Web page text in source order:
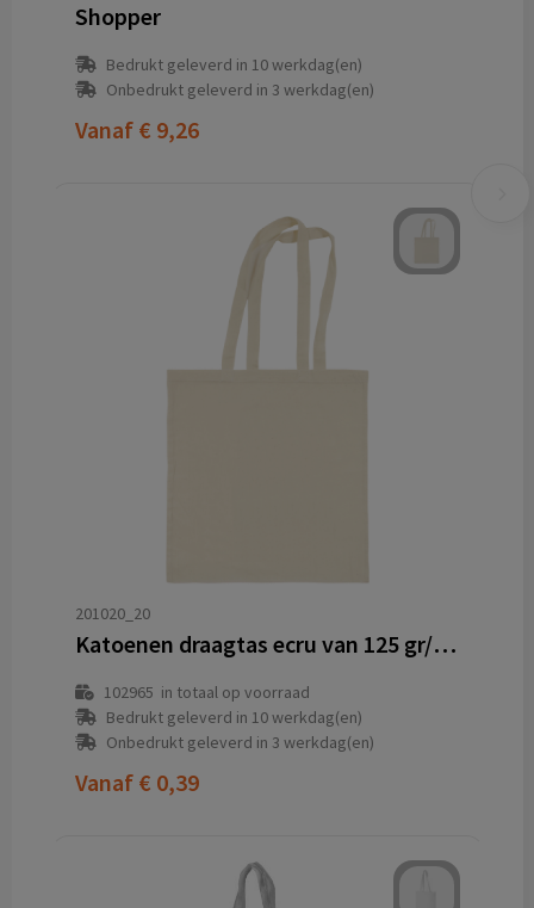
Shopper
Bedrukt geleverd in 10 werkdag(en)
Onbedrukt geleverd in 3 werkdag(en)
Vanaf € 9,26
201020_20
Katoenen draagtas ecru van 125 gr/m²
102965 in totaal op voorraad
Bedrukt geleverd in 10 werkdag(en)
Onbedrukt geleverd in 3 werkdag(en)
Vanaf € 0,39